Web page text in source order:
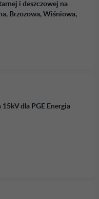
i deszczowej na
Brzozowa, Wiśniowa,
dla PGE Energia